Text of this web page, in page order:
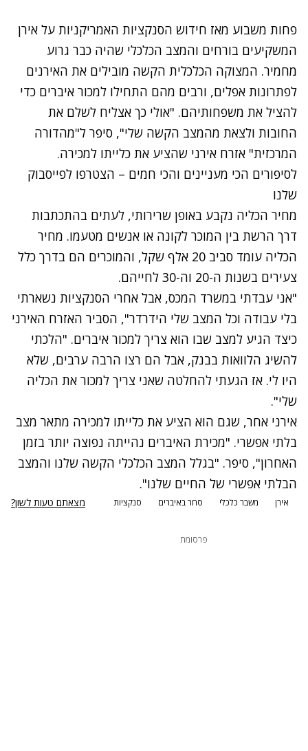
פחות משבוע מאז חידוש הסנקציות האמריקניות על אירן
המשקיעים בורחים והמצב הכלכלי שהיה כבר גרוע
מחמיר. המצוקה הכלכלית הקשה מובילים את האירנים
לפתרונות אפלים, ורבים מהם התחילו למכור איברים כדי
להציל את משפחותיהם. "אולי כך אצליח לשלם את
החובות ולצאת מהמצב הקשה שלי", סיפר ל"מהדורה
המרכזית" אזרח אירני שהציע את כלייתו למכירה.
לסיפורים הכי מעניינים והכי חמים – הצטרפו לפייסבוק
שלנו
מחיר הכליה נקבע באופן שרירותי, לעתים בהתכתבות
דרך הרשת בין המוכר לקונה או אנשים מטעמו. מחיר
הכליה עומד סביב 20 אלף שקל, והמוכרים הם בדרך כלל
צעירים בשנות ה-20 וה-30 לחייהם.
"אני עבדתי במשרד המכס, אבל אחרי הסנקציות נשארתי
בלי עבודה וכל המצב שלי הידרדר", הסביר האזרח האירני
כיצד הגיע למצב שבו הוא צריך למכור איברים. "הלכתי
להשיג הלוואות בבנק, אבל הם רצו הרבה ערבים, שלא
היו לי. אז הגעתי להחלטה שאני צריך למכור את הכליה
שלי".
אירני אחר, שגם הוא הציע את כלייתו למכירה מתאר מצב
בלתי אפשרי. "מכירת האיברים נהייתה נפוצה יותר בזמן
האחרון", סיפר. "בגלל המצב הכלכלי הקשה שלנו והמצב
הבלתי אפשרי של החיים שלנו".
אירן משבר כלכלי סחר באיברים סנקציות מצאתם טעות לשון?
פרסומת